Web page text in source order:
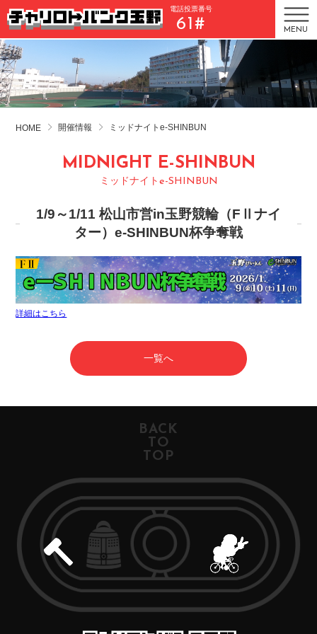
電話投票番号
61# MENU
HOME 開催情報 ミッドナイトe-SHINBUN
MIDNIGHT E-SHINBUN
ミッドナイトe-SHINBUN
1/9～1/11 松山市営in玉野競輪（FⅡナイ
ター）e-SHINBUN杯争奪戦
詳細はこちら
一覧へ
BACK
TO
TOP